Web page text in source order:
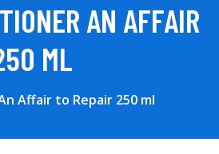
AN AFFAIR
ML
Affair to Repair 250 ml